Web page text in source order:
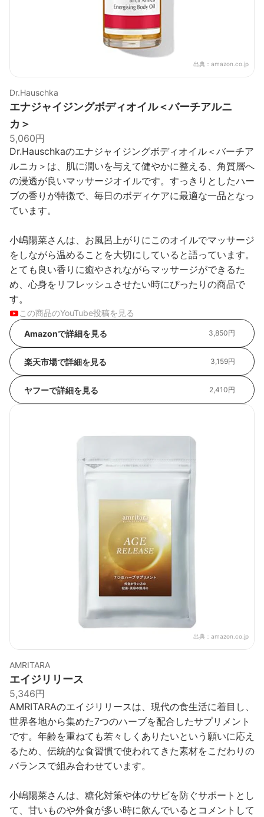
出典： amazon.co.jp
Dr.Hauschka
エナジャイジングボディオイル＜バーチアルニ
カ＞
5,060円
Dr.Hauschkaのエナジャイジングボディオイル＜バーチア
ルニカ＞は、肌に潤いを与えて健やかに整える、角質層へ
の浸透が良いマッサージオイルです。すっきりとしたハー
ブの香りが特徴で、毎日のボディケアに最適な一品となっ
ています。
小嶋陽菜さんは、お風呂上がりにこのオイルでマッサージ
をしながら温めることを大切にしていると語っています。
とても良い香りに癒やされながらマッサージができるた
め、心身をリフレッシュさせたい時にぴったりの商品で
す。
この商品のYouTube投稿を見る
Amazonで詳細を見る 3,850円
楽天市場で詳細を見る 3,159円
ヤフーで詳細を見る 2,410円
出典： amazon.co.jp
AMRITARA
エイジリリース
5,346円
AMRITARAのエイジリリースは、現代の食生活に着目し、
世界各地から集めた7つのハーブを配合したサプリメント
です。年齢を重ねても若々しくありたいという願いに応え
るため、伝統的な食習慣で使われてきた素材をこだわりの
バランスで組み合わせています。
小嶋陽菜さんは、糖化対策や体のサビを防ぐサポートとし
て、甘いものや外食が多い時に飲んでいるとコメントして